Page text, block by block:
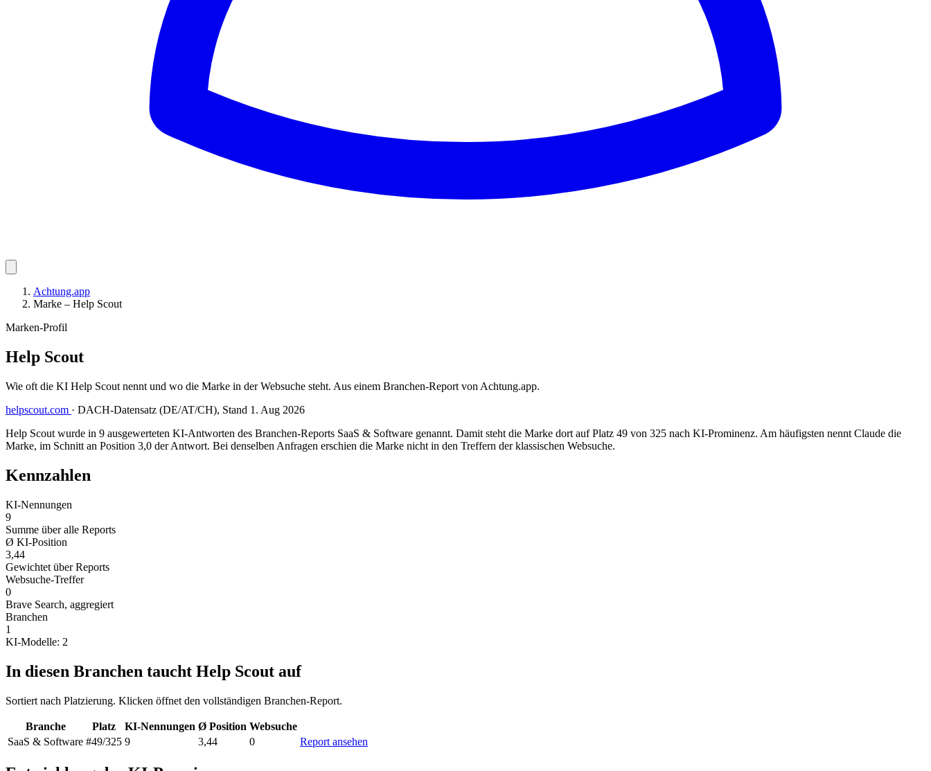
Achtung.app
Marke – Help Scout
Marken-Profil
Help Scout
Wie oft die KI Help Scout nennt und wo die Marke in der Websuche steht. Aus einem Branchen-Report von Achtung.app.
helpscout.com · DACH-Datensatz (DE/AT/CH), Stand 1. Aug 2026
Help Scout wurde in 9 ausgewerteten KI-Antworten des Branchen-Reports SaaS & Software genannt. Damit steht die Marke dort auf Platz 49 von 325 nach KI-Prominenz. Am häufigsten nennt Claude die
Marke, im Schnitt an Position 3,0 der Antwort. Bei denselben Anfragen erschien die Marke nicht in den Treffern der klassischen Websuche.
Kennzahlen
KI-Nennungen
9
Summe über alle Reports
Ø KI-Position
3,44
Gewichtet über Reports
Websuche-Treffer
0
Brave Search, aggregiert
Branchen
1
KI-Modelle: 2
In diesen Branchen taucht Help Scout auf
Sortiert nach Platzierung. Klicken öffnet den vollständigen Branchen-Report.
Branche Platz KI-Nennungen Ø Position Websuche
SaaS & Software #49/325 9 3,44 0 Report ansehen